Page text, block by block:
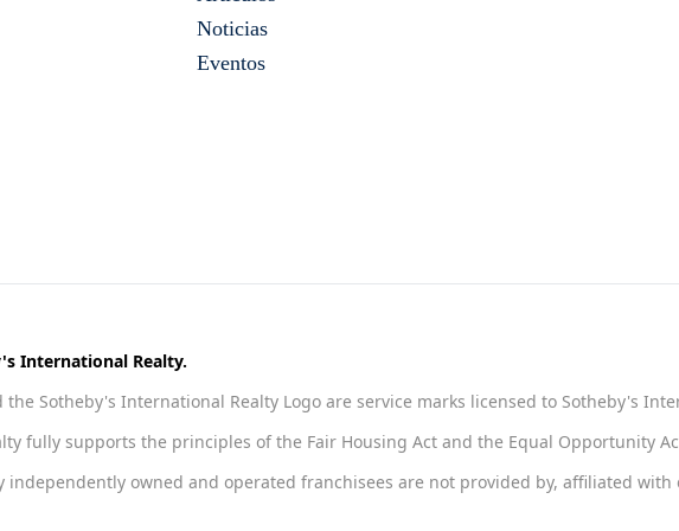
Noticias
Eventos
International Realty.
Sotheby's International Realty Logo are service marks licensed to Sotheby's
fully supports the principles of the Fair Housing Act and the Equal Opportunity
independently owned and operated franchisees are not provided by, affiliated